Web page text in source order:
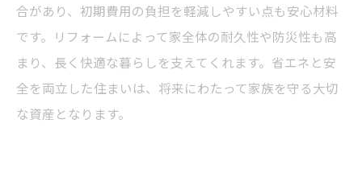
合があり、初期費用の負担を軽減しやすい点も安心材料
です。リフォームによって家全体の耐久性や防災性も高
まり、長く快適な暮らしを支えてくれます。省エネと安
全を両立した住まいは、将来にわたって家族を守る大切
な資産となります。